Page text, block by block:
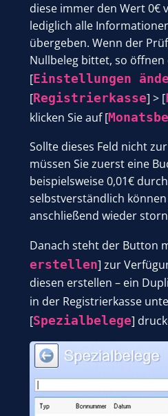
diese immer den Wert 0€
lediglich alle
übergeben. Wenn der
Nullbeleg bittet, so öffnen
[Einstellungen
[Registrierkasse] > [
klicken Sie auf [
Sollte dieses Feld nicht
müssen Sie zuerst eine
beispielsweise 0,01€
selbstverständlich
anschließend wieder
Danach steht der Button
erstellen] zur
diesen erstellen – ein
in der Registrierkasse
[Spezialbelege]